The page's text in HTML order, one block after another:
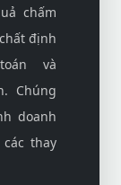
chấm
định
và
Chúng
doanh
thay